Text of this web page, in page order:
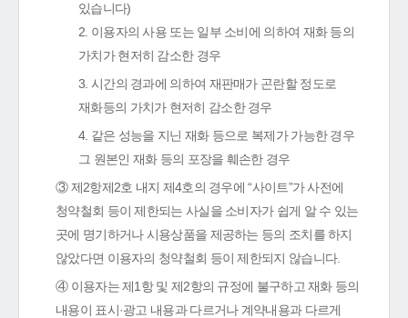
있습니다)
2. 이용자의 사용 또는 일부 소비에 의하여 재화 등의
가치가 현저히 감소한 경우
3. 시간의 경과에 의하여 재판매가 곤란할 정도로
재화등의 가치가 현저히 감소한 경우
4. 같은 성능을 지닌 재화 등으로 복제가 가능한 경우
그 원본인 재화 등의 포장을 훼손한 경우
③ 제2항제2호 내지 제4호의 경우에 “사이트”가 사전에
청약철회 등이 제한되는 사실을 소비자가 쉽게 알 수 있는
곳에 명기하거나 시용상품을 제공하는 등의 조치를 하지
않았다면 이용자의 청약철회 등이 제한되지 않습니다.
④ 이용자는 제1항 및 제2항의 규정에 불구하고 재화 등의
내용이 표시·광고 내용과 다르거나 계약내용과 다르게